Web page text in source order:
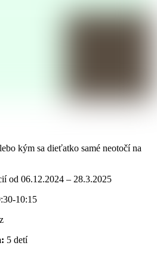
kým sa dieťatko samé neotočí na
od 06.12.2024 – 28.3.2025
10:15
5 detí